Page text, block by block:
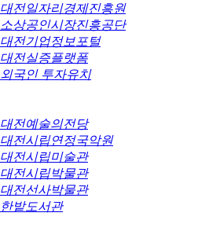
대전일자리경제진흥원
소상공인시장진흥공단
대전기업정보포털
대전실증플랫폼
외국인 투자유치
대전예술의전당
대전시립연정국악원
대전시립미술관
대전시립박물관
대전선사박물관
한밭도서관